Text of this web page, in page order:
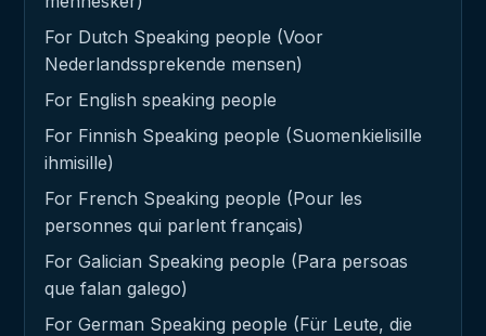
For Dutch Speaking people (Voor
Nederlandssprekende mensen)
For English speaking people
For Finnish Speaking people (Suomenkielisille
ihmisille)
For French Speaking people (Pour les
personnes qui parlent français)
For Galician Speaking people (Para persoas
que falan galego)
For German Speaking people (Für Leute, die